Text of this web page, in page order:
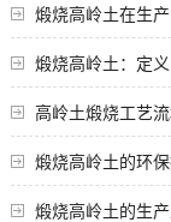
煅烧高岭土在生
煅烧高岭土：定
高岭土煅烧工艺
煅烧高岭土的环
煅烧高岭土的生